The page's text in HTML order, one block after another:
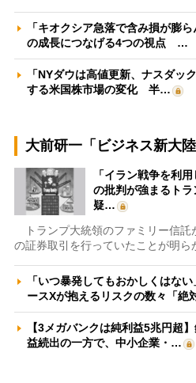
「キオクシア急落で含み損が膨
の成長につなげる4つの視点 …
「NYダウは高値更新、ナスダッ
する米国株市場の変化 半…
大前研一「ビジネス新大
「イラン戦争を利
の批判が強まるト
疑…
トランプ大統領のファミリー信託
の証券取引を行っていたことが明
「いつ暴発してもおかしくはな
ースXが抱えるリスクの数々「絶
【3メガバンクは純利益5兆円超
益続出の一方で、中小企業・…